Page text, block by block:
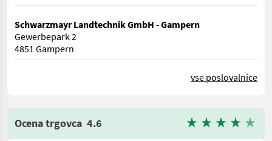
Schwarzmayr Landtechnik GmbH - Gampern
Gewerbepark 2
4851 Gampern
vse poslovalnice
Ocena trgovca 4.6